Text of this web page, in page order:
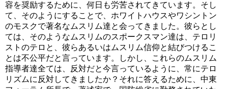
容を奨励するために、何日も労苦されてきています。そし
て、そのようにすることで、ホワイトハウスやワシントン
のモスクで著名なムスリム達と会ってきました。彼らとし
ては、そのようなムスリムのスポークスマン達は、テロリ
ストのテロと、彼らあるいはムスリム信仰と結びつけるこ
とは不公平だと言っています。しかし、これらのムスリム
指導者達全ては、反対だと今言っているように、常にテロ
リズムに反対してきましたか？それに答えるために、中東